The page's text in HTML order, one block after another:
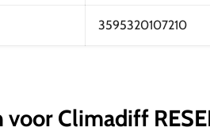
3595320107210
Climadiff